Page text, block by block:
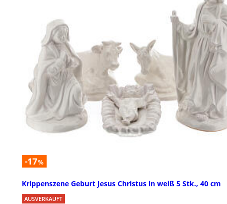
-17%
Krippenszene Geburt Jesus Christus in weiß 5 Stk., 40 cm
AUSVERKAUFT